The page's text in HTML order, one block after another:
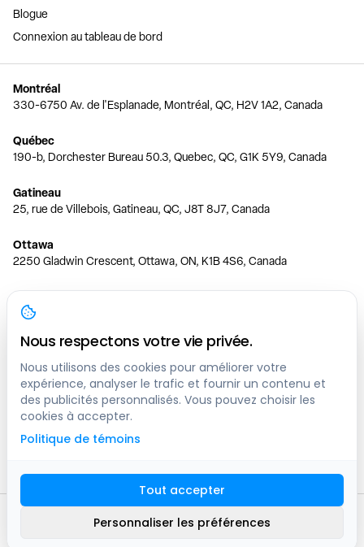
Blogue
Connexion au tableau de bord
Montréal
330-6750 Av. de l'Esplanade, Montréal, QC, H2V 1A2, Canada
Québec
190-b, Dorchester Bureau 50.3, Quebec, QC, G1K 5Y9, Canada
Gatineau
25, rue de Villebois, Gatineau, QC, J8T 8J7, Canada
Ottawa
2250 Gladwin Crescent, Ottawa, ON, K1B 4S6, Canada
Toronto
150 Ferrand Dr, 6th Floor, Toronto, ON, M3C 3E5, Canada
Vancouver
1200 W 73rd Ave #1415, Vancouver, BC, V6P 6G5, Canada
Calgary
444 5 Ave SW #400 Calgary, AB, T2P 2T8, Canada
2016 -2026
Plan du site
Nous respectons votre vie privée.
Nous utilisons des cookies pour améliorer votre
expérience, analyser le trafic et fournir un contenu et
des publicités personnalisés. Vous pouvez choisir les
cookies à accepter.
Politique de témoins
Tout accepter
Personnaliser les préférences